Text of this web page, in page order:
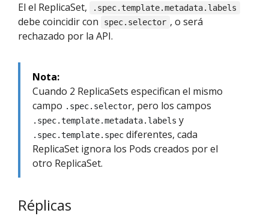
El el ReplicaSet, .spec.template.metadata.labels
debe coincidir con spec.selector , o será
rechazado por la API.
Nota:
Cuando 2 ReplicaSets especifican el mismo
campo .spec.selector, pero los campos
.spec.template.metadata.labels y
.spec.template.spec diferentes, cada
ReplicaSet ignora los Pods creados por el
otro ReplicaSet.
Réplicas